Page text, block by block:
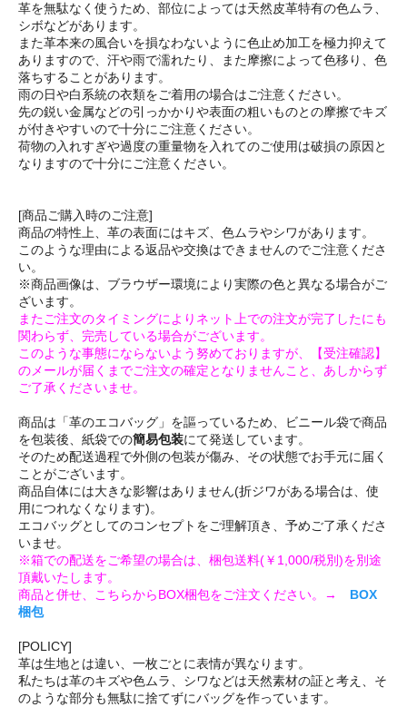
革を無駄なく使うため、部位によっては天然皮革特有の色ムラ、
シボなどがあります。
また革本来の風合いを損なわないように色止め加工を極力抑えて
ありますので、汗や雨で濡れたり、また摩擦によって色移り、色
落ちすることがあります。
雨の日や白系統の衣類をご着用の場合はご注意ください。
先の鋭い金属などの引っかかりや表面の粗いものとの摩擦でキズ
が付きやすいので十分にご注意ください。
荷物の入れすぎや過度の重量物を入れてのご使用は破損の原因と
なりますので十分にご注意ください。
[商品ご購入時のご注意]
商品の特性上、革の表面にはキズ、色ムラやシワがあります。
このような理由による返品や交換はできませんのでご注意くださ
い。
※商品画像は、ブラウザー環境により実際の色と異なる場合がご
ざいます。
またご注文のタイミングによりネット上での注文が完了したにも
関わらず、完売している場合がございます。
このような事態にならないよう努めておりますが、【受注確認】
のメールが届くまでご注文の確定となりませんこと、あしからず
ご了承くださいませ。
商品は「革のエコバッグ」を謳っているため、ビニール袋で商品
を包装後、紙袋での簡易包装にて発送しています。
そのため配送過程で外側の包装が傷み、その状態でお手元に届く
ことがございます。
商品自体には大きな影響はありません(折ジワがある場合は、使
用につれなくなります)。
エコバッグとしてのコンセプトをご理解頂き、予めご了承くださ
いませ。
※箱での配送をご希望の場合は、梱包送料(￥1,000/税別)を別途
頂戴いたします。
商品と併せ、こちらからBOX梱包をご注文ください。→ BOX
梱包
[POLICY]
革は生地とは違い、一枚ごとに表情が異なります。
私たちは革のキズや色ムラ、シワなどは天然素材の証と考え、そ
のような部分も無駄に捨てずにバッグを作っています。